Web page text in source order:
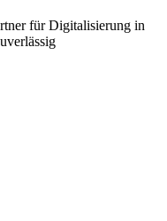
für Digitalisierung in